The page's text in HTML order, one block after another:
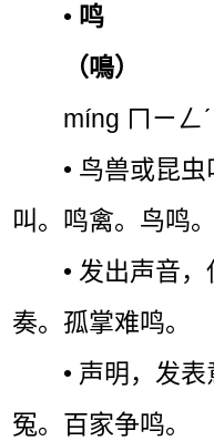
• 鸣
（鳴）
míng ㄇㄧㄥˊ
• 鸟兽或昆
叫。鸣禽。鸟鸣。
• 发出声音
奏。孤掌难鸣。
• 声明，发
冤。百家争鸣。